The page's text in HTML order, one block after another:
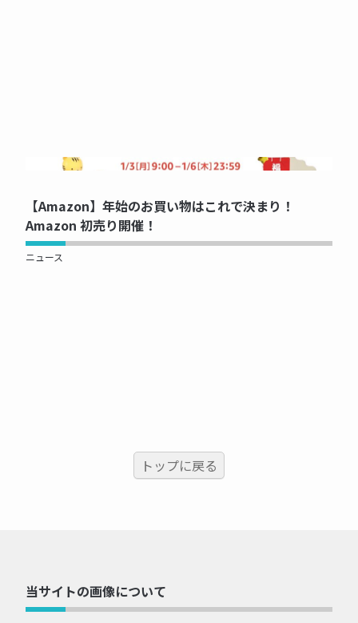
NOW PRINTING...
【Amazon】年始のお買い物はこれで決まり！
Amazon 初売り開催！
ニュース
トップに戻る
当サイトの画像について